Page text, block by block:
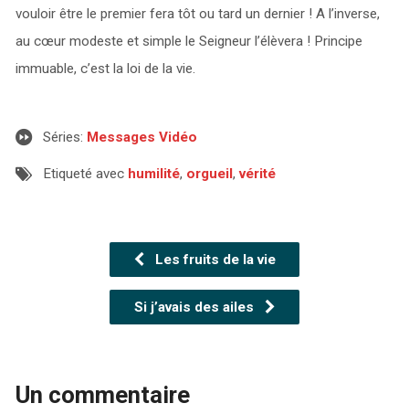
vouloir être le premier fera tôt ou tard un dernier ! A l’inverse,
au cœur modeste et simple le Seigneur l’élèvera ! Principe
immuable, c’est la loi de la vie.
Séries: Messages Vidéo
Etiqueté avec humilité, orgueil,vérité
Les fruits de la vie
Si j’avais des ailes
Un commentaire